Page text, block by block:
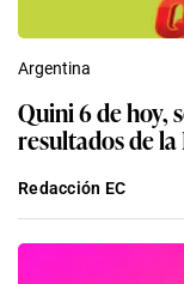
Argentina
Quini 6 de hoy,
resultados de
Redacción EC